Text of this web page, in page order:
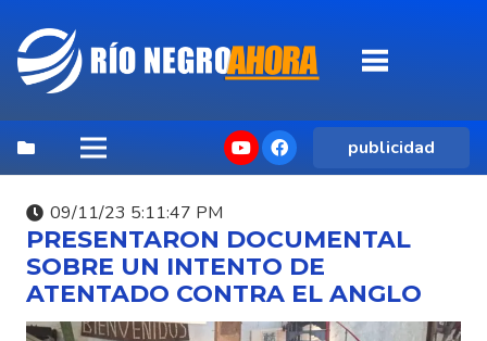
publicidad
09/11/23 5:11:47 PM
PRESENTARON DOCUMENTAL
SOBRE UN INTENTO DE
ATENTADO CONTRA EL ANGLO